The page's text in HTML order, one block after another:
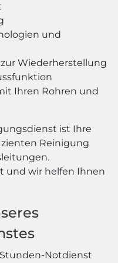
und
Wiederherstellung
Ihren Rohren und
ist Ihre
Reinigung
und wir helfen Ihnen
Notdienst